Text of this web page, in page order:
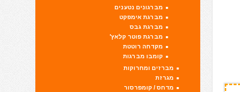
מברגונים נטענים
מברגת אימפקט
מברגת גבס
מברגת פוטר קלאץ'
מקדחה רוטטת
קומבו מברגות
מברזים ומחרוקות
מגרזת
מדחס / קומפרסור